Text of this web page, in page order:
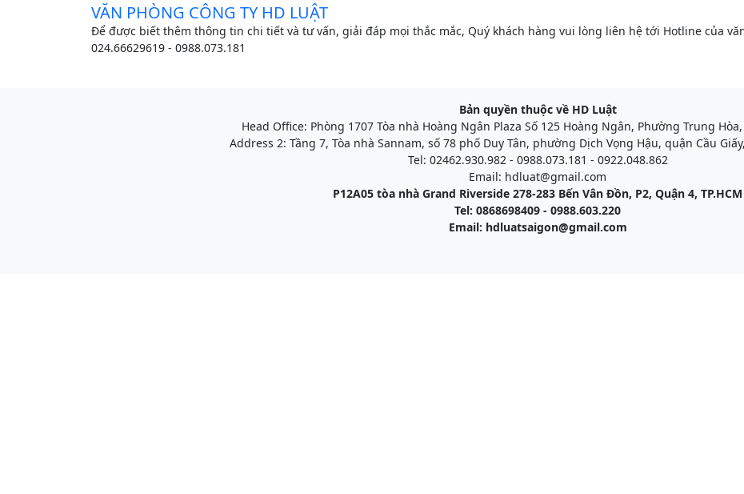
VĂN PHÒNG CÔNG TY HD LUẬT
Để được biết thêm thông tin chi tiết và tư vấn, giải đáp mọi thắc mắc, Quý khách hàng vui lòng liên hệ tới Hotline của
024.66629619 - 0988.073.181
Bản quyền thuộc về HD Luật
Head Office: Phòng 1707 Tòa nhà Hoàng Ngân Plaza Số 125 Hoàng Ngân, Phường Trung Hòa,
Address 2: Tầng 7, Tòa nhà Sannam, số 78 phố Duy Tân, phường Dịch Vọng Hậu, quận Cầu
Tel: 02462.930.982 - 0988.073.181 - 0922.048.862
Email: hdluat@gmail.com
P12A05 tòa nhà Grand Riverside 278-283 Bến Vân Đồn, P2, Quận 4, TP.HCM
Tel: 0868698409 - 0988.603.220
Email: hdluatsaigon@gmail.com